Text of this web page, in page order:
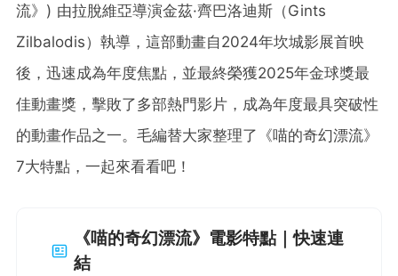
流》) 由拉脫維亞導演金茲·齊巴洛迪斯（Gints
Zilbalodis）執導，這部動畫自2024年坎城影展首映
後，迅速成為年度焦點，並最終榮獲2025年金球獎最
佳動畫獎，擊敗了多部熱門影片，成為年度最具突破性
的動畫作品之一。毛編替大家整理了《喵的奇幻漂流》
7大特點，一起來看看吧！
《喵的奇幻漂流》電影特點｜快速連
結